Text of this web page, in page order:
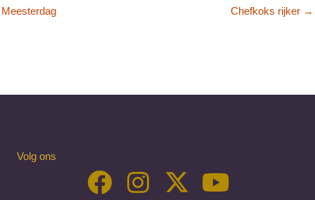
Meesterdag
Chefkoks rijker →
Volg ons